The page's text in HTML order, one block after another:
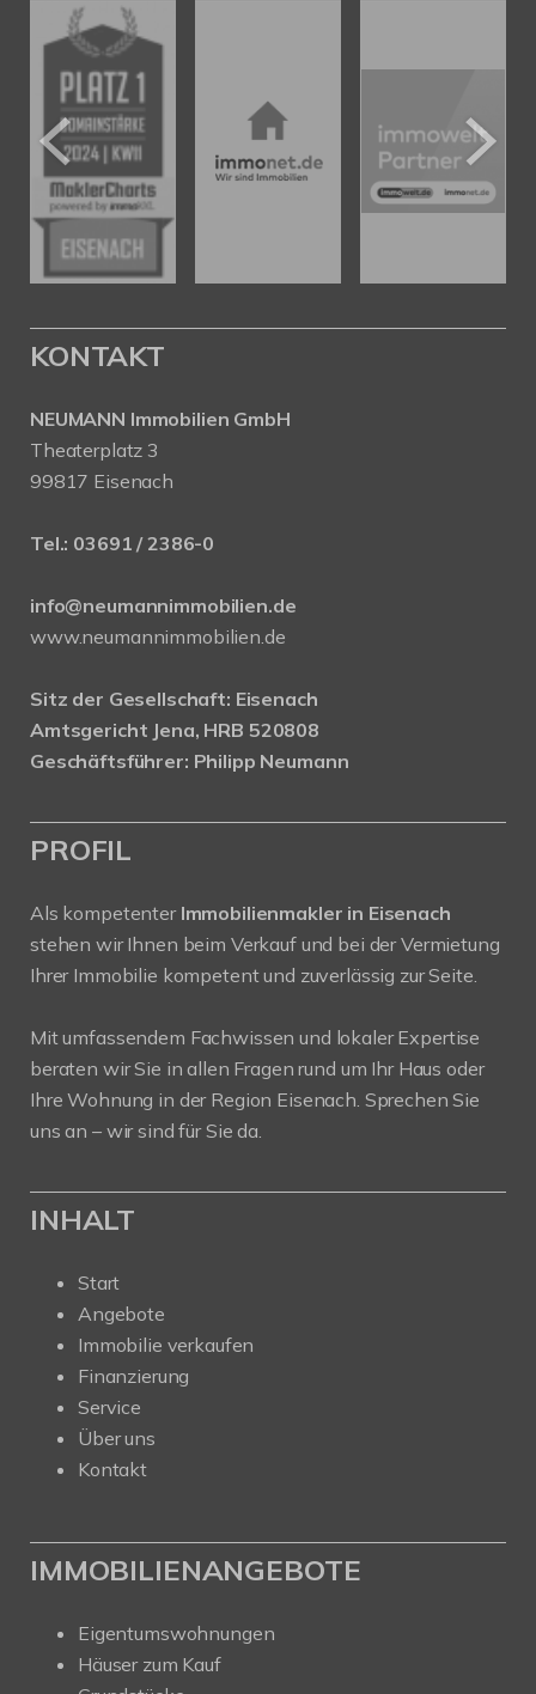
KONTAKT
NEUMANN Immobilien GmbH
Theaterplatz 3
99817 Eisenach
Tel.: 03691 / 2386-0
info@neumannimmobilien.de
www.neumannimmobilien.de
Sitz der Gesellschaft: Eisenach
Amtsgericht Jena, HRB 520808
Geschäftsführer: Philipp Neumann
PROFIL
Als kompetenter Immobilienmakler in Eisenach
stehen wir Ihnen beim Verkauf und bei der Vermietung
Ihrer Immobilie kompetent und zuverlässig zur Seite.
Mit umfassendem Fachwissen und lokaler Expertise
beraten wir Sie in allen Fragen rund um Ihr Haus oder
Ihre Wohnung in der Region Eisenach. Sprechen Sie
uns an – wir sind für Sie da.
INHALT
Start
Angebote
Immobilie verkaufen
Finanzierung
Service
Über uns
Kontakt
IMMOBILIENANGEBOTE
Eigentumswohnungen
Häuser zum Kauf